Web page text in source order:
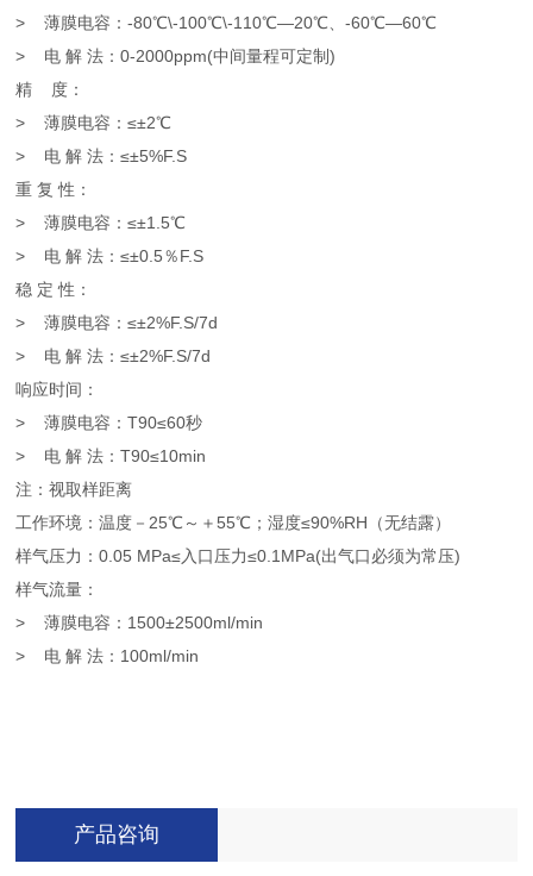
>
薄膜电容：-80℃\-100℃\-110℃—20℃、-60℃—60℃
> 电 解 法：0-2000ppm(中间量程可定制)
精 度：
>
薄膜电容：≤±2℃
>
电 解 法：≤±5%F.S
重 复 性：
>
薄膜电容：≤±1.5℃
>
电 解 法：≤±0.5％F.S
稳 定 性：
>
薄膜电容：≤±2%F.S/7d
>
电 解 法：≤±2%F.S/7d
响应时间：
>
薄膜电容：T90≤60秒
>
电 解 法：T90≤10min
注：视取样距离
工作环境：温度－25℃～＋55℃；湿度≤90%RH（无结露）
样气压力：0.05 MPa≤入口压力≤0.1MPa(出气口必须为常压)
样气流量：
>
薄膜电容：1500±2500ml/min
>
电 解 法：100ml/min
产品咨询